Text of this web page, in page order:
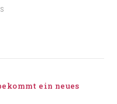
ein neues